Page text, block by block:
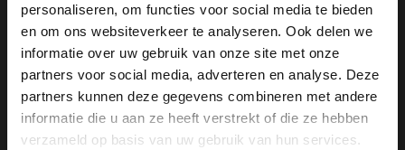
personaliseren, om functies voor social media te bieden
en om ons websiteverkeer te analyseren. Ook delen we
informatie over uw gebruik van onze site met onze
partners voor social media, adverteren en analyse. Deze
partners kunnen deze gegevens combineren met andere
informatie die u aan ze heeft verstrekt of die ze hebben
verzameld op basis van uw gebruik van hun services.
Specificaties
Reviews
Delen
Ja, ik wil 5% korting op mijn
volgende bestelling!
Ontvang direct 5% kortingop je volgende aankoop en
profiteer maandelijks van hoge kortingen door je te
abonneren op onze leuke nieuwsbrief! 😀